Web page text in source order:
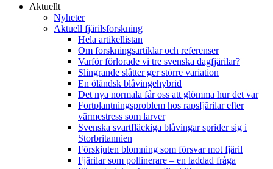
Aktuellt
Nyheter
Aktuell fjärilsforskning
Hela artikellistan
Om forskningsartiklar och referenser
Varför förlorade vi tre svenska dagfjärilar?
Slingrande slåtter ger större variation
En öländsk blåvingehybrid
Det nya normala får oss att glömma hur det var
Fortplantningsproblem hos rapsfjärilar efter
värmestress som larver
Svenska svartfläckiga blåvingar sprider sig i
Storbritannien
Förskjuten blomning som försvar mot fjäril
Fjärilar som pollinerare – en laddad fråga